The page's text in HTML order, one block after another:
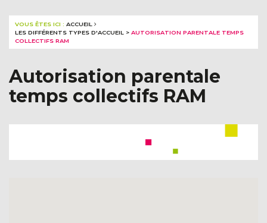
VOUS ÊTES ICI : ACCUEIL
LES DIFFÉRENTS TYPES D'ACCUEIL
> AUTORISATION PARENTALE TEMPS
COLLECTIFS RAM
Autorisation parentale
temps collectifs RAM